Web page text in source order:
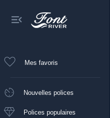
Mes favoris
Nouvelles polices
Polices populaires